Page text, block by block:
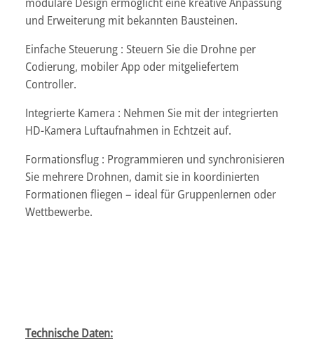
und Erweiterung mit bekannten Bausteinen.
Einfache Steuerung : Steuern Sie die Drohne per
Codierung, mobiler App oder mitgeliefertem
Controller.
Integrierte Kamera : Nehmen Sie mit der integrierten
HD-Kamera Luftaufnahmen in Echtzeit auf.
Formationsflug : Programmieren und synchronisieren
Sie mehrere Drohnen, damit sie in koordinierten
Formationen fliegen – ideal für Gruppenlernen oder
Wettbewerbe.
Technische Daten: